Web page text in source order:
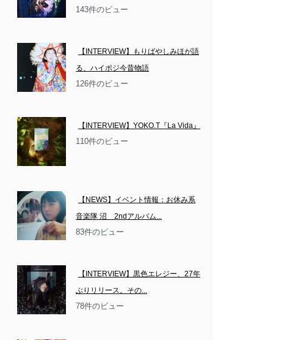
143件のビュー
【INTERVIEW】もりばやしみほが語
る、ハイポジ今昔物語
126件のビュー
【INTERVIEW】YOKO.T『La Vida』
110件のビュー
【NEWS】イベント情報：お休み系
音楽隊 沼　2ndアルバム...
83件のビュー
【INTERVIEW】黒色エレジー、27年
ぶりリリース。その...
78件のビュー